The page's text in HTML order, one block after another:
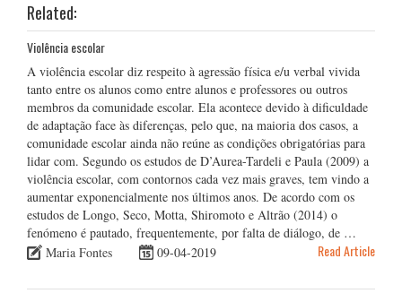
Related:
Violência escolar
A violência escolar diz respeito à agressão física e/u verbal vivida
tanto entre os alunos como entre alunos e professores ou outros
membros da comunidade escolar. Ela acontece devido à dificuldade
de adaptação face às diferenças, pelo que, na maioria dos casos, a
comunidade escolar ainda não reúne as condições obrigatórias para
lidar com. Segundo os estudos de D’Aurea-Tardeli e Paula (2009) a
violência escolar, com contornos cada vez mais graves, tem vindo a
aumentar exponencialmente nos últimos anos. De acordo com os
estudos de Longo, Seco, Motta, Shiromoto e Altrão (2014) o
fenómeno é pautado, frequentemente, por falta de diálogo, de …
Maria Fontes
09-04-2019 Read Article